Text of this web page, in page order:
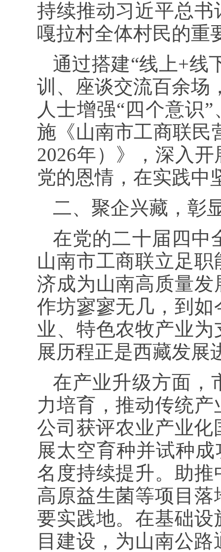
持续推动习近平总
嘎拉村全体村民的重
通过搭建“线上+线
训、座谈交流百余场
人士增强“四个意识
施《山南市工商联民
2026年）》，深入
党的恩情，在实践中
二、聚企兴藏，彰
在党的二十届四中
山南市工商联立足
济成为山南高质量
作坊寥寥无几，到
业、特色农牧产业
展历程正是西藏发展
在产业升级方面，
力培育，推动传统
公司获评农业产业
展太空育种并试种
名度持续提升。助
高原益生菌等项目
要实践地。在基础
目建设，为山南公